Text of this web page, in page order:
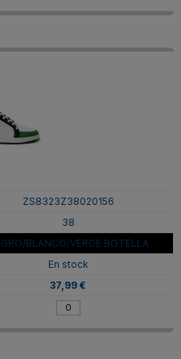
ZS8323Z38020156
38
BLANCO/VERDE BOTELLA
En stock
37,99 €